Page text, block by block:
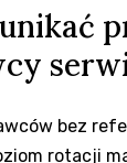
bez
rotacji